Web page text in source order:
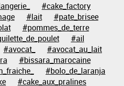
#cake_factory
#lait
#pate_brisee
#pommes_de_terre
#ail
#avocat_
#avocat_au_lait
#bissara_marocaine
#bolo_de_laranja
#cake_aux_pralines